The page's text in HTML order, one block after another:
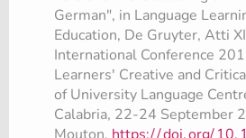
German", in Language
Education, De Gruyter, Atti
International Conference
Learners' Creative and
of University Language
Calabria, 22-24 September